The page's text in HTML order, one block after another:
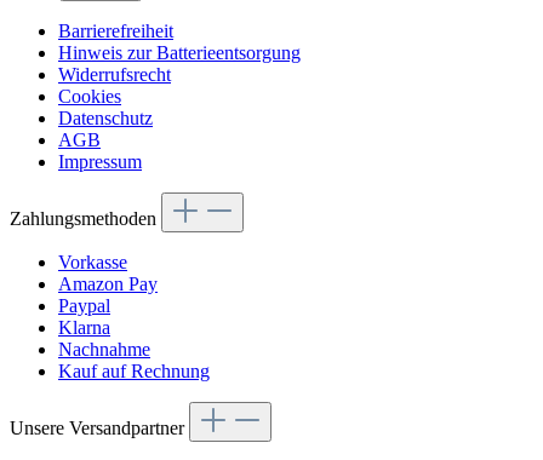
Barrierefreiheit
Hinweis zur Batterieentsorgung
Widerrufsrecht
Cookies
Datenschutz
AGB
Impressum
Zahlungsmethoden
Vorkasse
Amazon Pay
Paypal
Klarna
Nachnahme
Kauf auf Rechnung
Unsere Versandpartner